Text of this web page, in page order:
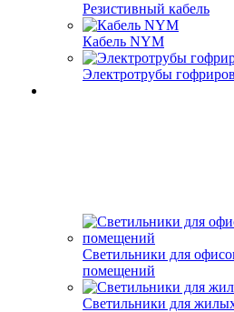
Резистивный кабель
Кабель NYM
Электротрубы
Светильники для
помещений
Светильники для